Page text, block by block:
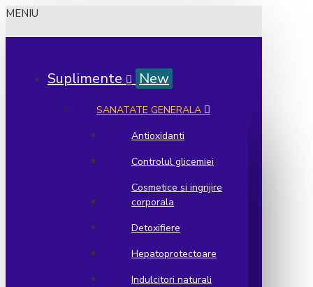
MENIU
Suplimente New
SANATATE GENERALA
Antioxidanti
Controlul glicemiei
Cosmetice si ingrijire
corporala
Detoxifiere
Hepatoprotectoare
Indulcitori naturali